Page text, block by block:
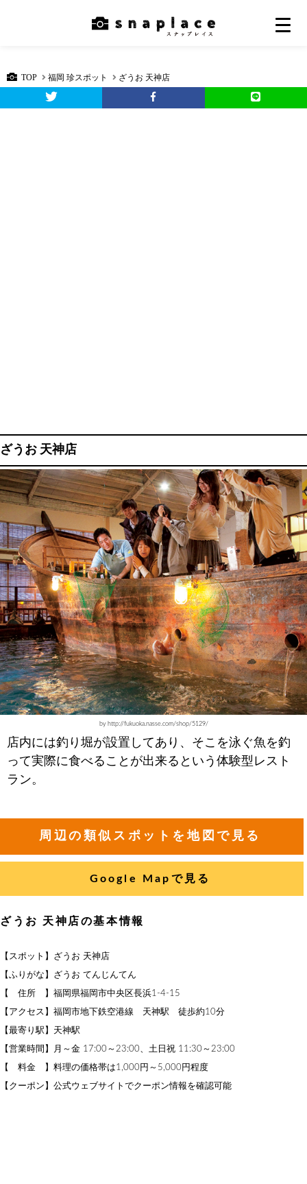
TOP 福岡 珍スポット ざうお 天神店
ざうお 天神店
by http://fukuoka.nasse.com/shop/5129/
店内には釣り堀が設置してあり、そこを泳ぐ魚を釣
って実際に食べることが出来るという体験型レスト
ラン。
周辺の類似スポットを地図で見る
Google Mapで見る
ざうお 天神店の基本情報
【スポット】ざうお 天神店
【ふりがな】ざうお てんじんてん
【 住所 】福岡県福岡市中央区長浜1-4-15
【アクセス】福岡市地下鉄空港線 天神駅 徒歩約10分
【最寄り駅】天神駅
【営業時間】月～金 17:00～23:00、土日祝 11:30～23:00
【 料金 】料理の価格帯は1,000円～5,000円程度
【クーポン】公式ウェブサイトでクーポン情報を確認可能